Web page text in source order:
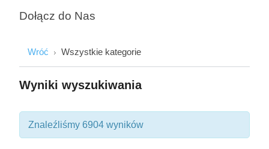
Dołącz do Nas
Wróć Wszystkie kategorie
Wyniki wyszukiwania
Znaleźliśmy 6904 wyników